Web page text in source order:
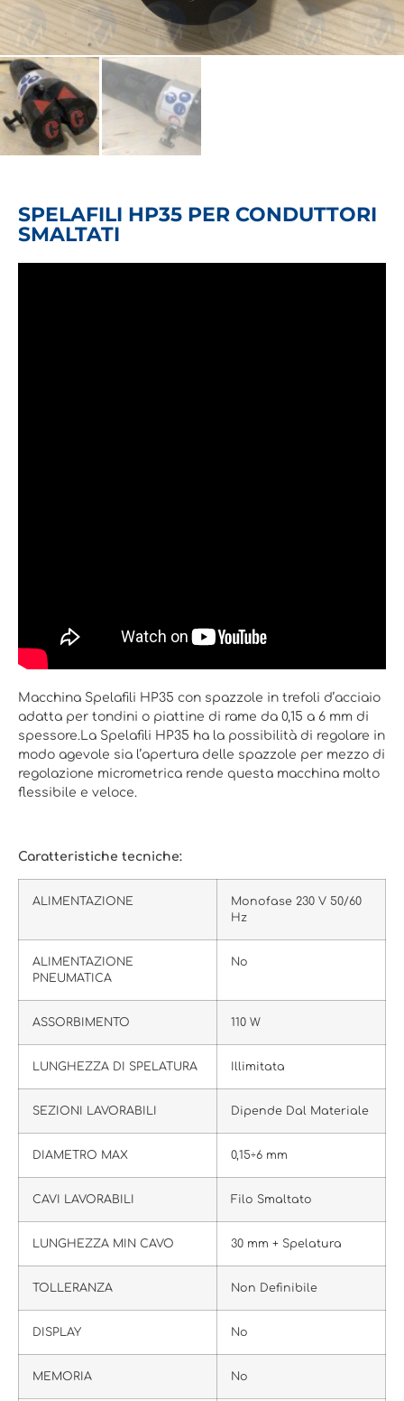
SPELAFILI HP35 PER CONDUTTORI
SMALTATI
Macchina Spelafili HP35 con spazzole in trefoli d’acciaio
adatta per tondini o piattine di rame da 0,15 a 6 mm di
spessore.La Spelafili HP35 ha la possibilità di regolare in
modo agevole sia l’apertura delle spazzole per mezzo di
regolazione micrometrica rende questa macchina molto
flessibile e veloce.
Caratteristiche tecniche:
ALIMENTAZIONE
Monofase 230 V 50/60
Hz
ALIMENTAZIONE
PNEUMATICA
No
ASSORBIMENTO 110 W
LUNGHEZZA DI SPELATURA Illimitata
SEZIONI LAVORABILI Dipende Dal Materiale
DIAMETRO MAX 0,15÷6 mm
CAVI LAVORABILI Filo Smaltato
LUNGHEZZA MIN CAVO 30 mm + Spelatura
TOLLERANZA Non Definibile
DISPLAY No
MEMORIA No